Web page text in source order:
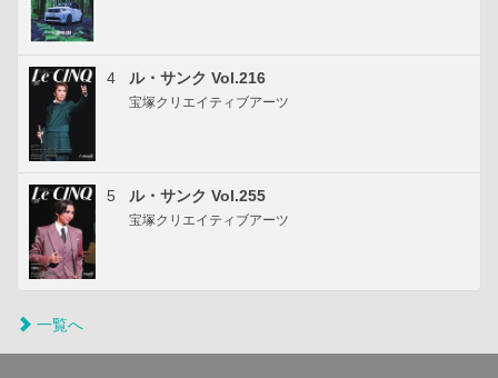
4 ル・サンク Vol.216
宝塚クリエイティブアーツ
5 ル・サンク Vol.255
宝塚クリエイティブアーツ
一覧へ